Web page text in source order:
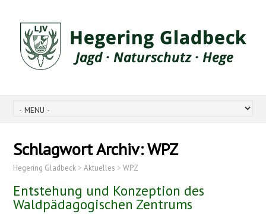
Schlagwort Archiv:WPZ
Hegering Gladbeck >Aktuelles >WPZ
Entstehung und Konzeption des
Waldpädagogischen Zentrums